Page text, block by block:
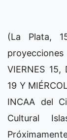
(La Plata,
VIERNES 15,
19 Y
INCAA del
Cultural